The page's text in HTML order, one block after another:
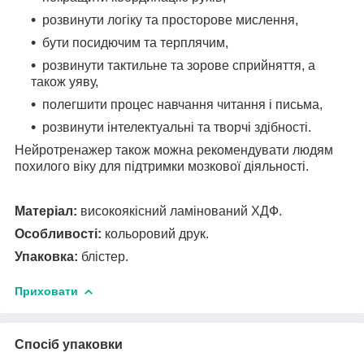
розвинути логіку та просторове мислення,
бути посидючим та терплячим,
розвинути тактильне та зорове сприйняття, а
також уяву,
полегшити процес навчання читання і письма,
розвинути інтелектуальні та творчі здібності.
Нейротренажер також можна рекомендувати людям
похилого віку для підтримки мозкової діяльності.
Матеріал: високоякісний ламінований ХДФ.
Особливості: кольоровий друк.
Упаковка: блістер.
Приховати
Спосіб упаковки